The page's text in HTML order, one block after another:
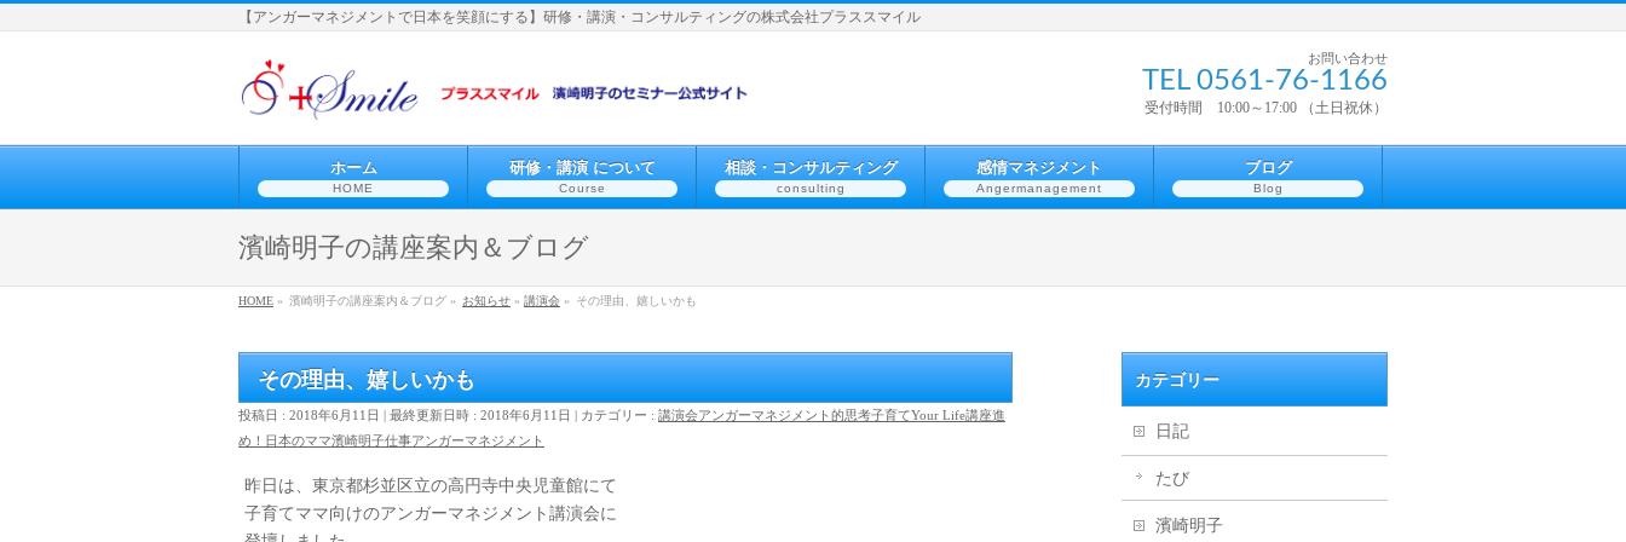
【アンガーマネジメントで日本を笑顔にする】研修・講演・コンサルティングの株式会社プラススマイル
お問い合わせ
TEL 0561-76-1166
受付時間 10:00～17:00 （土日祝休）
ホーム
HOME
研修・講演 について
Course
相談・コンサルティング
consulting
感情マネジメント
Angermanagement
ブログ
Blog
濱崎明子の講座案内＆ブログ
HOME » 濱崎明子の講座案内＆ブログ » お知らせ » 講演会 » その理由、嬉しいかも
その理由、嬉しいかも
投稿日 : 2018年6月11日 最終更新日時 : 2018年6月11日 カテゴリー : 講演会アンガーマネジメント的思考子育てYour Life講座進
め！日本のママ濱崎明子仕事アンガーマネジメント
昨日は、東京都杉並区立の高円寺中央児童館にて
子育てママ向けのアンガーマネジメント講演会に
カテゴリー
日記
たび
濱崎明子